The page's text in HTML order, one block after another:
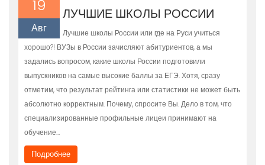
19
Авг
ЛУЧШИЕ ШКОЛЫ РОССИИ
Лучшие школы России или где на Руси учиться
хорошо?! ВУЗы в России зачисляют абитуриентов, а мы
задались вопросом, какие школы России подготовили
выпускников на самые высокие баллы за ЕГЭ. Хотя, сразу
отметим, что результат рейтинга или статистики не может быть
абсолютно корректным. Почему, спросите Вы. Дело в том, что
специализированные профильные лицеи принимают на
обучение…
Подробнее